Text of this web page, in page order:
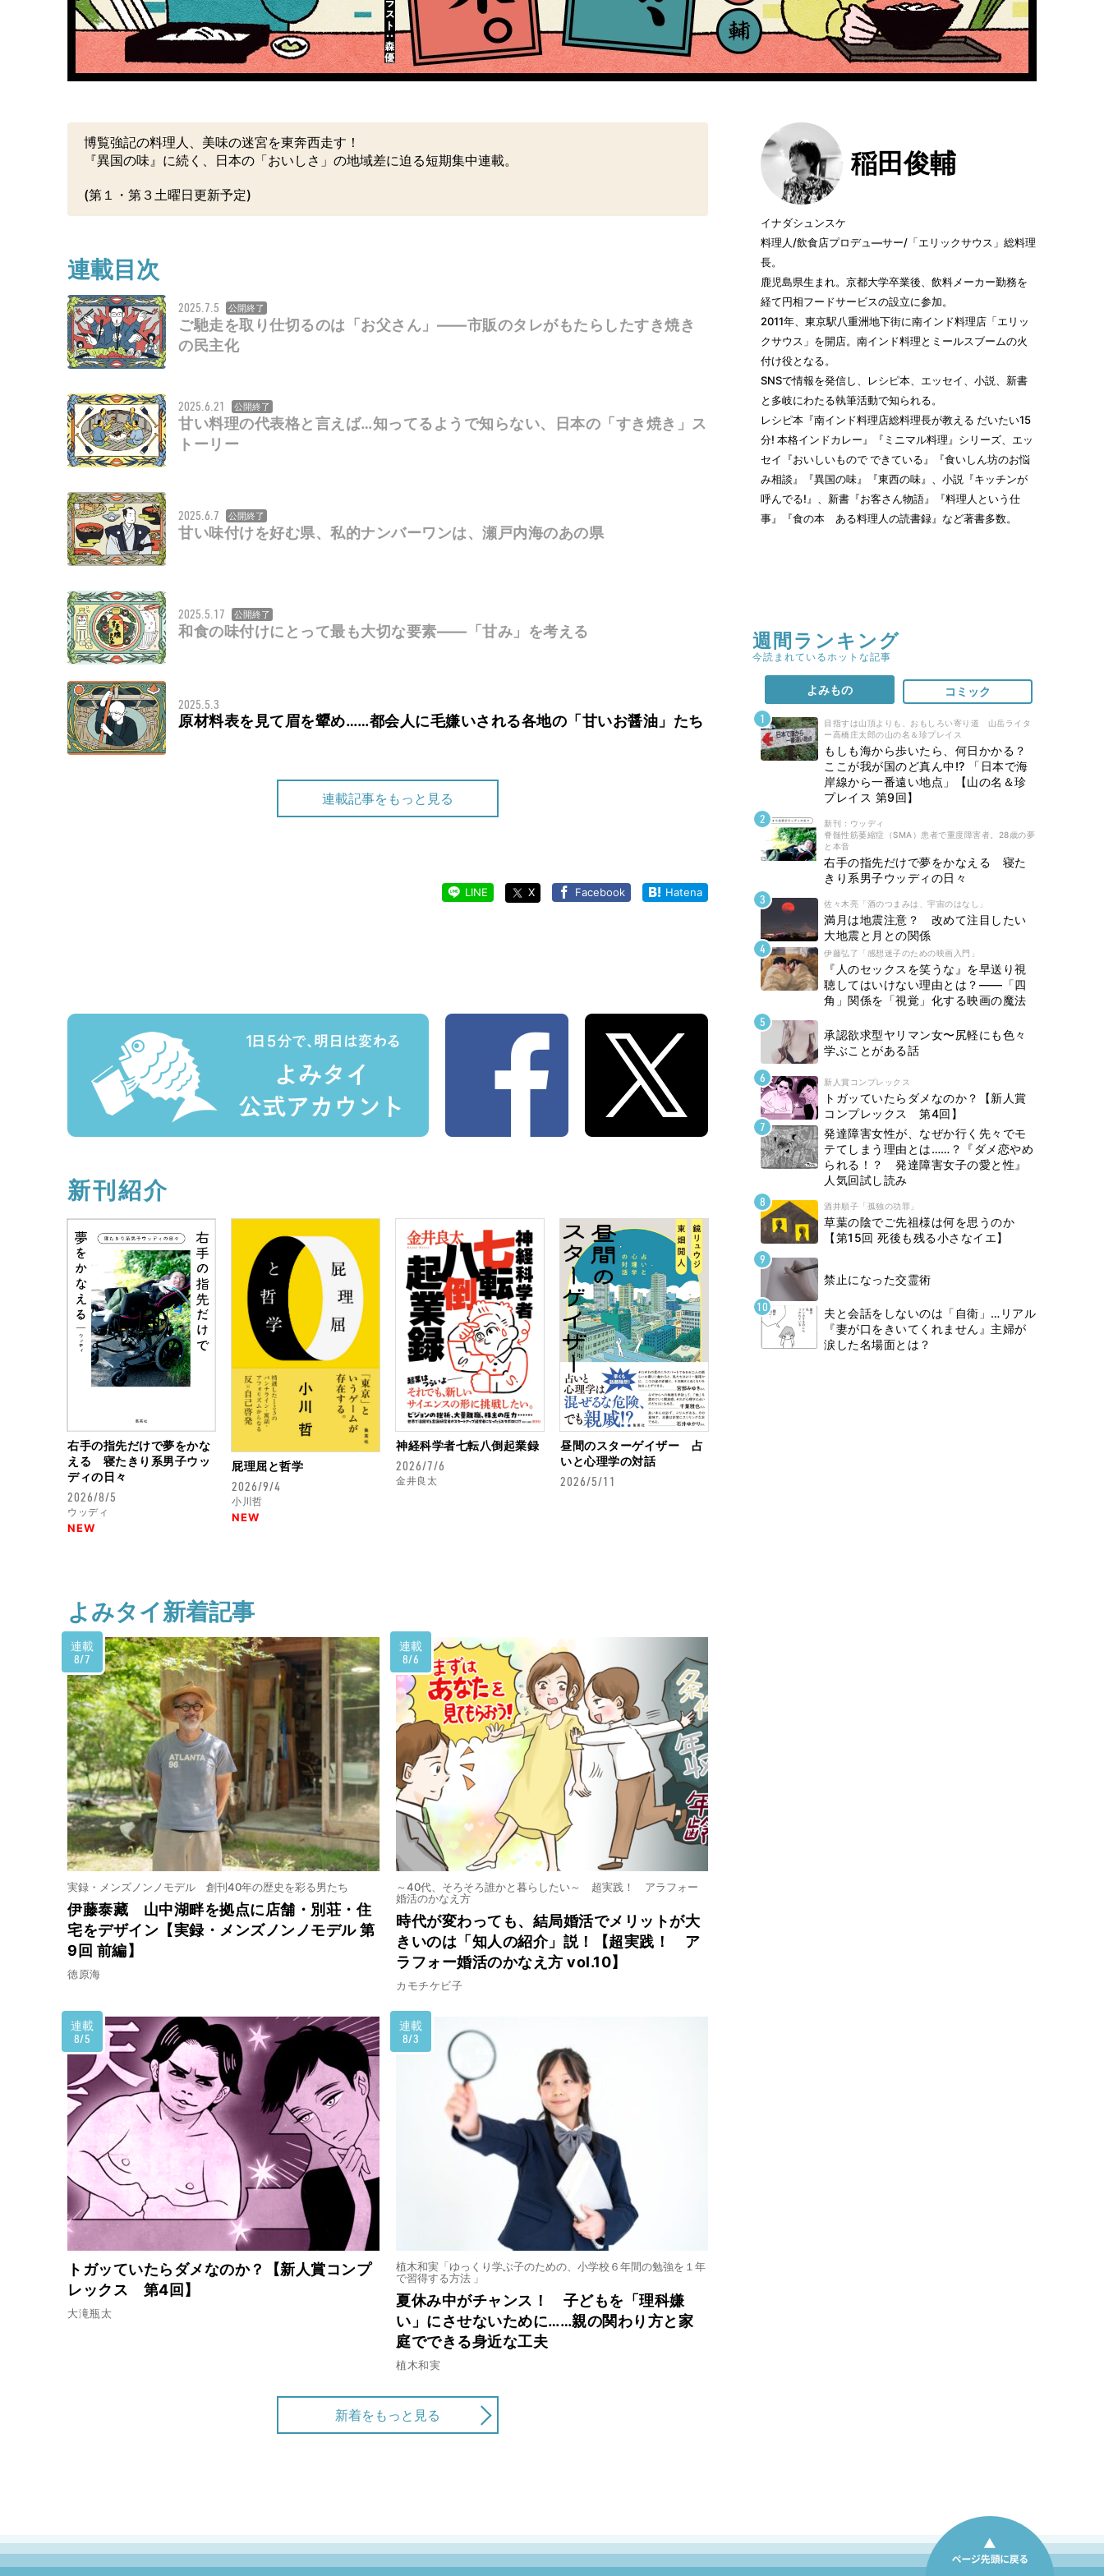
博覧強記の料理人、美味の迷宮を東奔西走す！
『異国の味』に続く、日本の「おいしさ」の地域差に迫る短期集中連載。
(第１・第３土曜日更新予定)
連載目次
2025.7.5 公開終了
ご馳走を取り仕切るのは「お父さん」——市販のタレがもたらしたすき焼き
の民主化
2025.6.21 公開終了
甘い料理の代表格と言えば…知ってるようで知らない、日本の「すき焼き」ス
トーリー
2025.6.7 公開終了
甘い味付けを好む県、私的ナンバーワンは、瀬戸内海のあの県
2025.5.17 公開終了
和食の味付けにとって最も大切な要素——「甘み」を考える
2025.5.3
原材料表を見て眉を顰め……都会人に毛嫌いされる各地の「甘いお醤油」たち
連載記事をもっと見る
「名古屋めし」ブームの陰で、八丁味噌は特権階級から転落した
2025.3.15
家庭料理と違う……？ 日本料理の世界における「普通の醤油」とは
2025.2.15 公開終了
「あんないい加減な代物が……」現代ラーメン批評を取り巻く〝偏狭さ〟
2025.2.1
ラーメン店の店主はなぜ腕組みをして写真に写る？ ラーメンにおける男性
性とは
2025.1.18
「客になんちゅうもん食わせるんや！」絶賛と全否定に分かれる〝とんこつ
ラーメン〟
2024.12.21 公開終了
寿司か鰻かラーメンか……鹿児島におけるラーメンは「ご馳走」だった
2024.12.7 公開終了
関東いたるところ蕎麦店あり……ハマったら抜け出せない、蕎麦という迷宮
2024.11.16 公開終了
西のうどん、東の蕎麦……「黒いつゆ」論争に新解釈を与えてみる
2024.11.2 公開終了
「名古屋の長崎ちゃんぽん」から考える……そのローカルフードは「かつての
2024.10.19 公開終了
沼津の名店は、あんかけスパゲッティ界の“シーラカンス”かもしれない
2024.10.5
名もなきまかない料理が「あんかけスパゲッティ」と名付けられるまで
公開終了
どこにでもある庶民のおかずの代表格なのに……かつて、から揚げは高級料理
だった⁉
今でも忘れられない、山奥のお食事処で出された「真っ黒な塊」の正体と
2024.8.3 公開終了
浜松、宇都宮、福岡、神戸……必然と偶然から生まれるご当地餃子たち
LINE X Facebook Hatena
新刊紹介
右手の指先だけで夢をかな
える 寝たきり系男子ウッ
ディの日々
2026/8/5
ウッディ
NEW
屁理屈と哲学
2026/9/4
小川哲
NEW
神経科学者七転八倒起業録
2026/7/6
金井良太
昼間のスターゲイザー 占
いと心理学の対話
2026/5/11
よみタイ新着記事
連載
8/7
実録・メンズノンノモデル 創刊40年の歴史を彩る男たち
伊藤泰藏 山中湖畔を拠点に店舗・別荘・住
宅をデザイン【実録・メンズノンノモデル 第
9回 前編】
徳原海
連載
8/6
～40代、そろそろ誰かと暮らしたい～ 超実践！ アラフォー
婚活のかなえ方
時代が変わっても、結局婚活でメリットが大
きいのは「知人の紹介」説！【超実践！ ア
ラフォー婚活のかなえ方 vol.10】
カモチケビ子
連載
8/5
トガッていたらダメなのか？【新人賞コンプ
レックス 第4回】
大滝瓶太
連載
8/3
植木和実「ゆっくり学ぶ子のための、小学校６年間の勉強を１年
で習得する方法 」
夏休み中がチャンス！ 子どもを「理科嫌
い」にさせないために……親の関わり方と家
庭でできる身近な工夫
植木和実
新着をもっと見る
稲田俊輔
イナダシュンスケ
料理人/飲食店プロデュ―サー/「エリックサウス」総料理
長。
鹿児島県生まれ。京都大学卒業後、飲料メーカー勤務を
経て円相フードサービスの設立に参加。
2011年、東京駅八重洲地下街に南インド料理店「エリッ
クサウス」を開店。南インド料理とミールスブームの火
付け役となる。
SNSで情報を発信し、レシピ本、エッセイ、小説、新書
と多岐にわたる執筆活動で知られる。
レシピ本『南インド料理店総料理長が教える だいたい15
分! 本格インドカレー』『ミニマル料理』シリーズ、エッ
セイ『おいしいもので できている』『食いしん坊のお悩
み相談』『異国の味』『東西の味』、小説『キッチンが
呼んでる!』、新書『お客さん物語』『料理人という仕
事』『食の本 ある料理人の読書録』など著書多数。
週間ランキング
今読まれているホットな記事
よみもの コミック
目指すは山頂よりも、おもしろい寄り道 山岳ライタ
ー高橋庄太郎の山の名＆珍プレイス
もしも海から歩いたら、何日かかる？
ここが我が国のど真ん中!? 「日本で海
岸線から一番遠い地点」【山の名＆珍
プレイス 第9回】
新刊 : ウッディ
脊髄性筋萎縮症（SMA）患者で重度障害者。28歳の夢
と本音
右手の指先だけで夢をかなえる 寝た
きり系男子ウッディの日々
佐々木亮「酒のつまみは、宇宙のはなし」
満月は地震注意？ 改めて注目したい
大地震と月との関係
伊藤弘了「感想迷子のための映画入門」
『人のセックスを笑うな』を早送り視
聴してはいけない理由とは？――「四
角」関係を「視覚」化する映画の魔法
承認欲求型ヤリマン女〜尻軽にも色々
学ぶことがある話
新人賞コンプレックス
トガッていたらダメなのか？【新人賞
コンプレックス 第4回】
発達障害女性が、なぜか行く先々でモ
テてしまう理由とは……？『ダメ恋やめ
られる！？ 発達障害女子の愛と性』
人気回試し読み
酒井順子「孤独の功罪」
草葉の陰でご先祖様は何を思うのか
【第15回 死後も残る小さなイエ】
禁止になった交霊術
夫と会話をしないのは「自衛」…リアル
『妻が口をきいてくれません』主婦が
涙した名場面とは？